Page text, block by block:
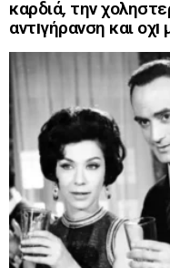
καρδιά, την
αντıγήρανση και οχı